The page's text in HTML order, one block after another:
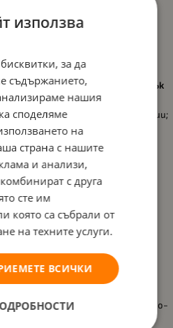
и се разглобяват лесно, а
още повече свобода за
Qman Princess Leah – Цветен замък
мащабна приказна сцена и
игри и фантастични истории;
за сглобяване, които
строене и истинско
пластмаса, които се
си и се разглобяват без
да се пренарежда и
моторика,пространствено
памет и конструкторски
комплекти и създаване на още по-
използва
за да
съдържанието,
нашия
споделяме
на
страна с нашите
и анализи,
с друга
сте им
която са събрали от
на техните услуги.
ВСИЧКИ